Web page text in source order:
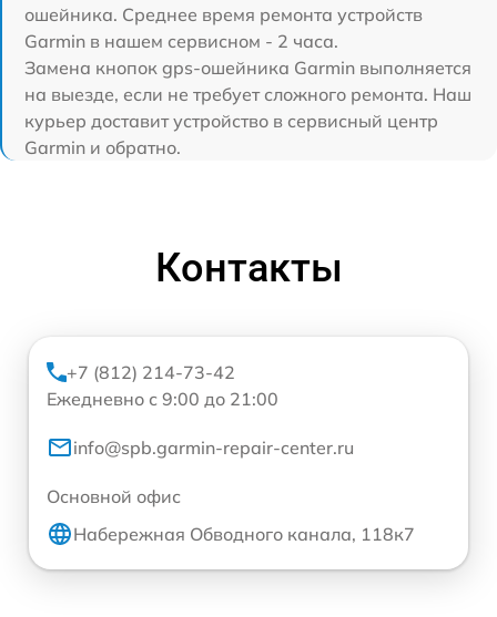
ошейника. Среднее время ремонта устройств
Garmin в нашем сервисном - 2 часа.
Замена кнопок gps-ошейника Garmin выполняется
на выезде, если не требует сложного ремонта. Наш
курьер доставит устройство в сервисный центр
Garmin и обратно.
Контакты
+7 (812) 214-73-42
Ежедневно с 9:00 до 21:00
info@spb.garmin-repair-center.ru
Основной офис
Набережная Обводного канала, 118к7